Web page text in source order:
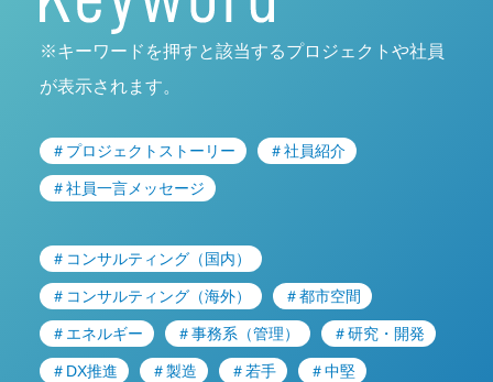
※キーワードを押すと該当するプロジェクトや社員
が表示されます。
＃プロジェクトストーリー ＃社員紹介
＃社員一言メッセージ
＃コンサルティング（国内）
＃コンサルティング（海外） ＃都市空間
＃エネルギー ＃事務系（管理） ＃研究・開発
＃DX推進 ＃製造 ＃若手 ＃中堅